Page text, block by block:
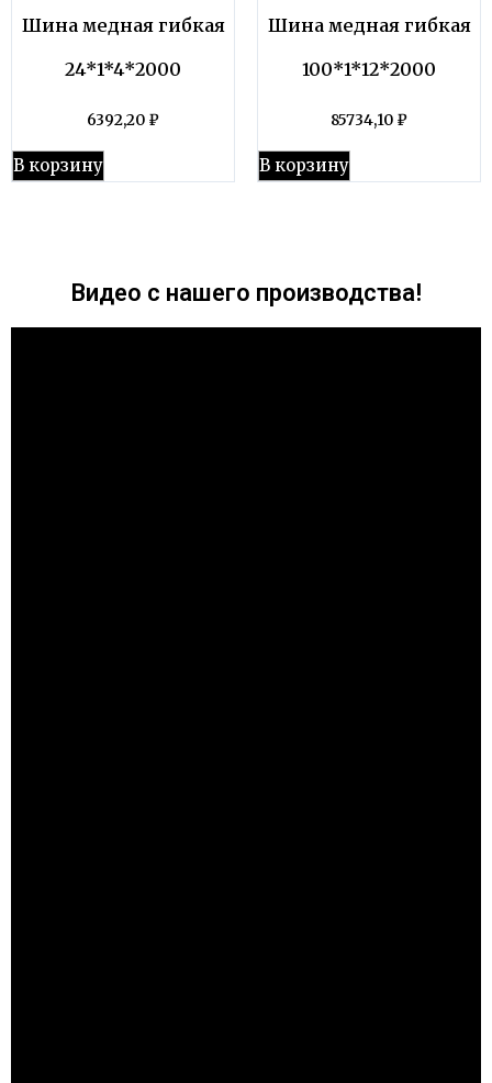
Шина медная гибкая
24*1*4*2000
6392,20 ₽
В корзину
Шина медная гибкая
100*1*12*2000
85734,10 ₽
В корзину
Видео с нашего производства!